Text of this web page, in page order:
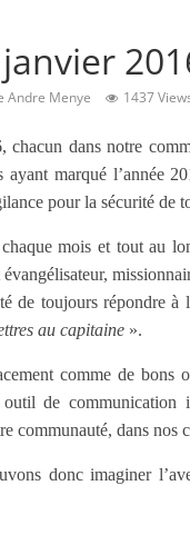
Andre Menye 1437
chacun dans notre
ayant marqué l’année
pour la sécurité de
mois et tout au
de toujours répondre à
au capitaine ».
comme de
de communication
communauté, dans nos
donc imaginer